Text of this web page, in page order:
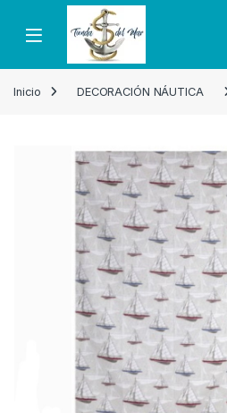
Skip to navigation
Skip to content
Open
Inicio DECORACIÓN NÁUTICA